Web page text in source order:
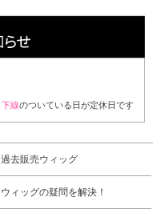
下線のついている日が定休日です
過去販売ウィッグ
ウィッグの疑問を解決！